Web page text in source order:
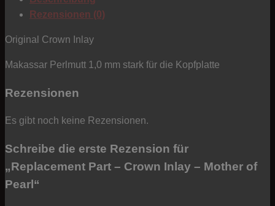
Mother
of
Menge
Rezensionen (0)
Original Crown Inlay
Makassar Perlmutt 1,0 mm stark für die Kopfplatte
Rezensionen
Es gibt noch keine Rezensionen.
Schreibe die erste Rezension für
„Replacement Part – Crown Inlay – Mother of
Pearl“